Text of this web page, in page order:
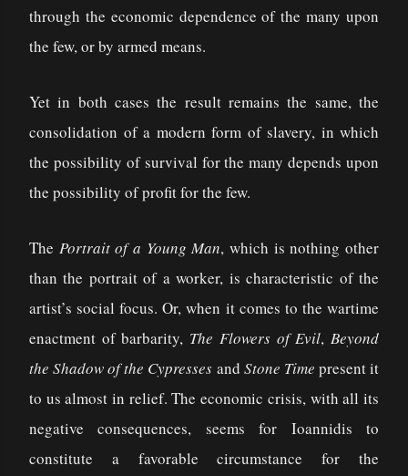
through the economic dependence of the many upon
the few, or by armed means.
Yet in both cases the result remains the same, the
consolidation of a modern form of slavery, in which
the possibility of survival for the many depends upon
the possibility of profit for the few.
The Portrait of a Young Man, which is nothing other
than the portrait of a worker, is characteristic of the
artist’s social focus. Or, when it comes to the wartime
enactment of barbarity, The Flowers of Evil,Beyond
the Shadow of the Cypresses and Stone Time present it
to us almost in relief. The economic crisis, with all its
negative consequences, seems for Ioannidis to
constitute a favorable circumstance for the